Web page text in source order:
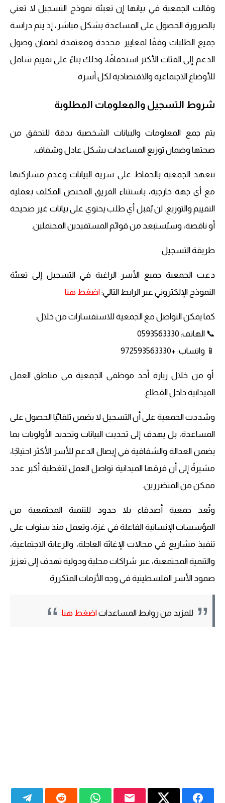
وقالت الجمعية في بيانها إن تعبئة نموذج التسجيل لا تعني
بالضرورة الحصول على المساعدة بشكل مباشر، إذ يتم دراسة
جميع الطلبات وفقًا لمعايير محددة ومعتمدة لضمان وصول
الدعم إلى الفئات الأكثر استحقاقًا، وذلك بناءً على تقييم شامل
للأوضاع الاجتماعية والاقتصادية لكل أسرة.
شروط التسجيل والمعلومات المطلوبة
يتم جمع المعلومات والبيانات الشخصية بدقة للتحقق من
صحتها وضمان توزيع المساعدات بشكل عادل وشفاف.
تتعهد الجمعية بالحفاظ على سرية البيانات وعدم مشاركتها
مع أي جهة خارجية، باستثناء الفريق المختص المكلف بعملية
التقييم والتوزيع. لن يُقبل أي طلب يحتوي على بيانات غير صحيحة
أو ناقصة، وسيُستبعد من قوائم المستفيدين المحتملين.
طريقة التسجيل
دعت الجمعية جميع الأسر الراغبة في التسجيل إلى تعبئة
النموذج الإلكتروني عبر الرابط التالي: اضغط هنا
كما يمكن التواصل مع الجمعية للاستفسارات من خلال:
📞 الهاتف: 0593563330
📱 واتساب: +972593563330
أو من خلال زيارة أحد موظفي الجمعية في مناطق العمل
الميدانية داخل القطاع.
وشددت الجمعية على أن التسجيل لا يضمن تلقائيًا الحصول على
المساعدة، بل يهدف إلى تحديث البيانات وتحديد الأولويات بما
يضمن العدالة والشفافية في إيصال الدعم للأسر الأكثر احتياجًا،
مشيرةً إلى أن فرقها الميدانية تواصل العمل لتغطية أكبر عدد
ممكن من المتضررين.
وتُعد جمعية أصدقاء بلا حدود للتنمية المجتمعية من
المؤسسات الإنسانية الفاعلة في غزة، وتعمل منذ سنوات على
تنفيذ مشاريع في مجالات الإغاثة العاجلة، والرعاية الاجتماعية،
والتنمية المجتمعية، عبر شراكات محلية ودولية تهدف إلى تعزيز
صمود الأسر الفلسطينية في وجه الأزمات المتكررة.
للمزيد من روابط المساعدات اضغط هنا